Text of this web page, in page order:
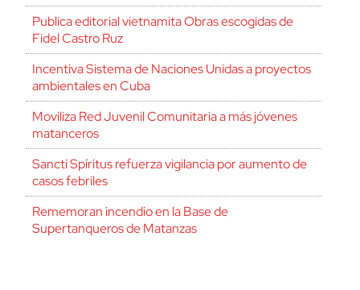
Publica editorial vietnamita Obras escogidas de
Fidel Castro Ruz
Incentiva Sistema de Naciones Unidas a proyectos
ambientales en Cuba
Moviliza Red Juvenil Comunitaria a más jóvenes
matanceros
Sancti Spíritus refuerza vigilancia por aumento de
casos febriles
Rememoran incendio en la Base de
Supertanqueros de Matanzas